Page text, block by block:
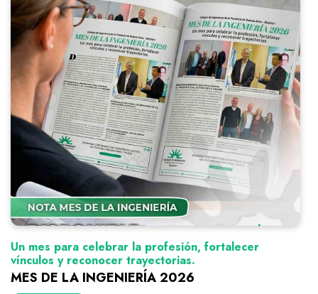
Un mes para celebrar la profesión, fortalecer
vínculos y reconocer trayectorias.
MES DE LA INGENIERÍA 2026